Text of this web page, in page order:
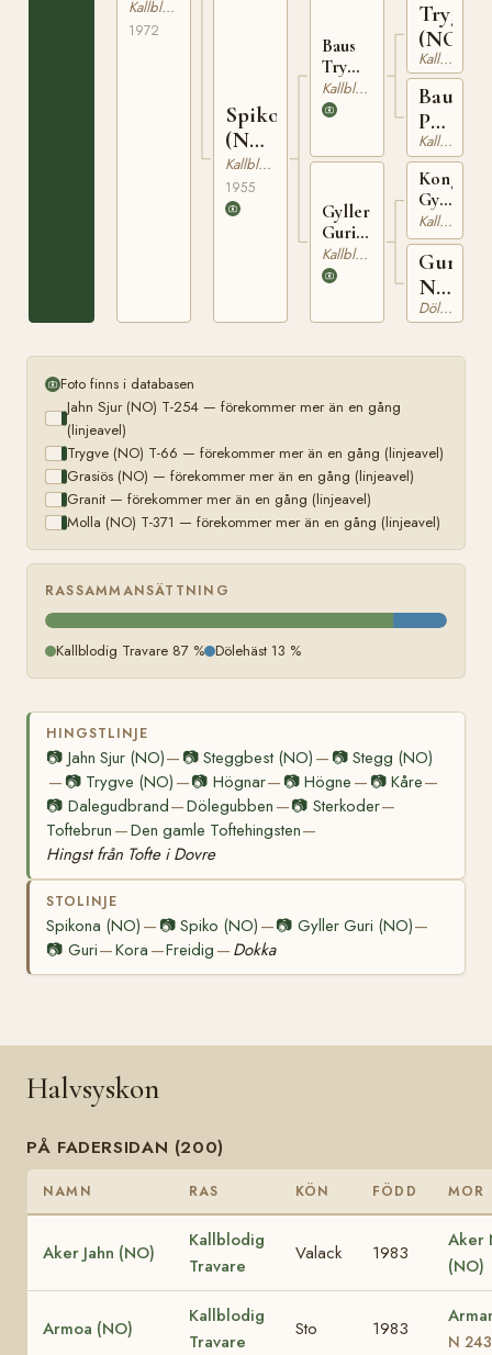
Kallblodig Travare
1972
Spiko
(NO)
T-
1543
Kallblodig Travare
1955
Baus
Tryggsön
(NO)
T-207
Kallblodig Travare
Gyller
Guri
(NO)
T-852
Kallblodig Travare
965
(NO)
Kallblodig Travare
Baus
Prinsa
(NO)
Kallblodig Travare
Kong
Gyller
(NO)
T-
111
Kallblodig Travare
Guri
N
15043
Dölehäst
Foto finns i databasen
Jahn Sjur (NO) T-254 — förekommer mer än en gång
(linjeavel)
Trygve (NO) T-66 — förekommer mer än en gång (linjeavel)
Grasiös (NO) — förekommer mer än en gång (linjeavel)
Granit — förekommer mer än en gång (linjeavel)
Molla (NO) T-371 — förekommer mer än en gång (linjeavel)
RASSAMMANSÄTTNING
Kallblodig Travare 87 % Dölehäst 13 %
HINGSTLINJE
📷 Jahn Sjur (NO)— 📷Steggbest (NO) — 📷 Stegg (NO)
— 📷 Trygve (NO) —📷 Högnar— 📷Högne — 📷 Kåre—
📷 Dalegudbrand—Dölegubben —📷 Sterkoder—
Toftebrun —Den gamle Toftehingsten—
Hingst från Tofte i Dovre
STOLINJE
Spikona (NO) — 📷Spiko (NO) —📷 Gyller Guri (NO)—
📷 Guri—Kora —Freidig — Dokka
Halvsyskon
PÅ FADERSIDAN (200)
NAMN RAS KÖN FÖDD MOR
Aker Jahn (NO)
Kallblodig
Travare
Valack 1983
Aker
(NO)
Armoa (NO)
Kallblodig
Travare
Sto 1983
N